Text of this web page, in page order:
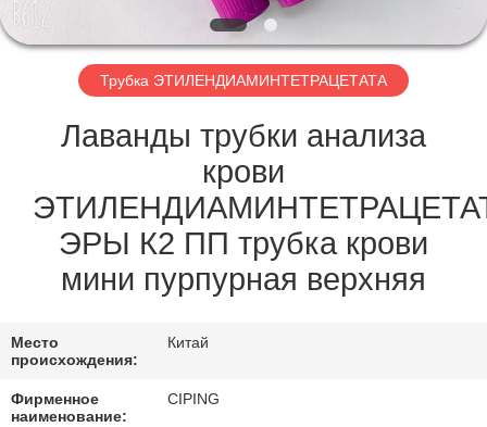
СВЯЖИТЕСЬ
МЫ
СПРОСИТЕ
КАРТА
САЙТА
PRIVACY
POLICY
Трубка ЭТИЛЕНДИАМИНТЕТРАЦЕТАТА
Лаванды трубки анализа
крови
ЭРЫ К2 ПП трубка крови
мини пурпурная верхняя
Место
происхождения:
Китай
Фирменное
наименование:
CIPING